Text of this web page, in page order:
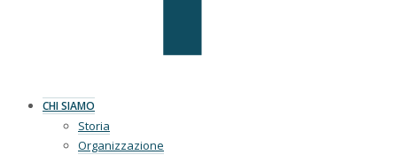
CHI SIAMO
Storia
Organizzazione